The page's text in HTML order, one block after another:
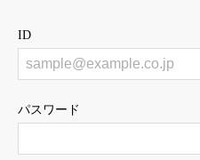
ID
パスワード